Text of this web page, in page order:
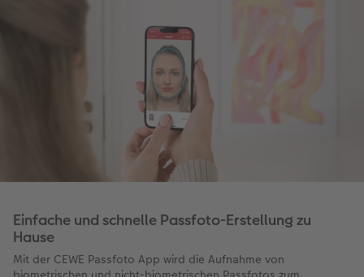
Einfache und schnelle Passfoto-Erstellung zu
Hause
Mit der CEWE Passfoto App wird die Aufnahme von